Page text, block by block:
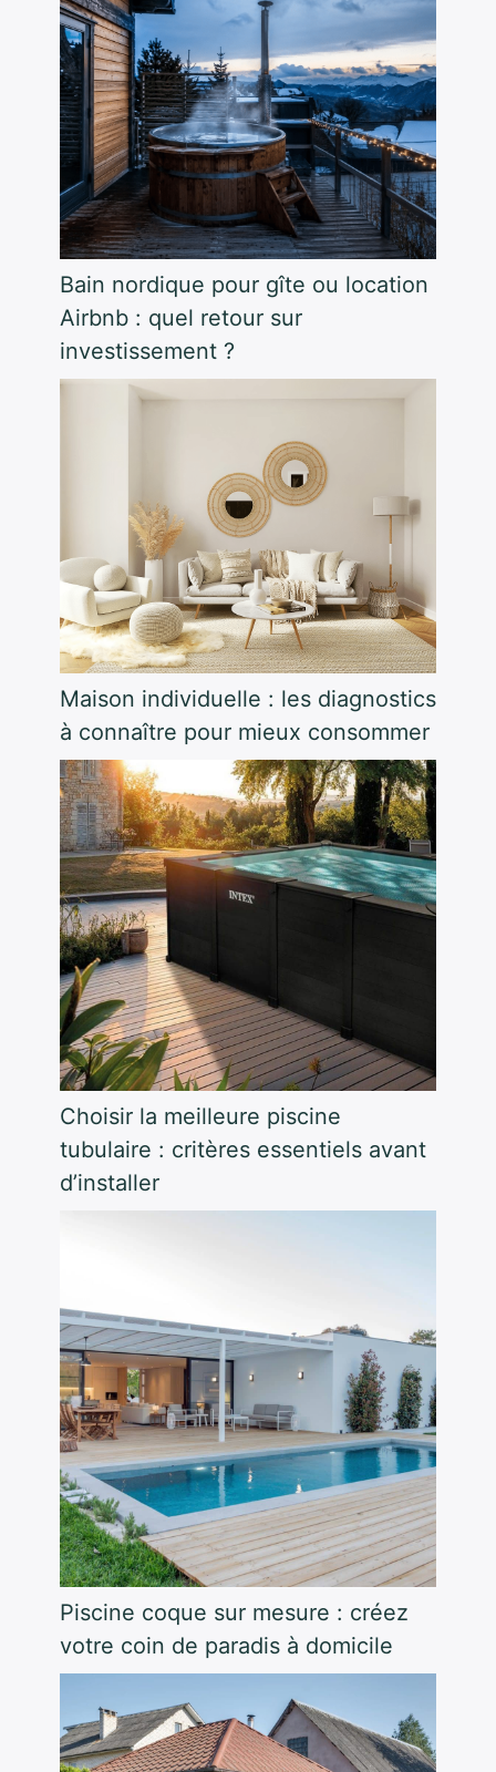
Bain nordique pour gîte ou location
Airbnb : quel retour sur
investissement ?
Maison individuelle : les diagnostics
à connaître pour mieux consommer
Choisir la meilleure piscine
tubulaire : critères essentiels avant
d’installer
Piscine coque sur mesure : créez
votre coin de paradis à domicile